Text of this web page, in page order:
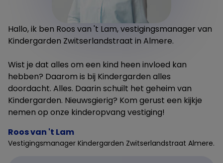
Hallo, ik ben Roos van 't Lam, vestigingsmanager van
Kindergarden Zwitserlandstraat in Almere.
Wist je dat alles om een kind heen invloed kan
hebben? Daarom is bij Kindergarden alles
doordacht. Alles. Daarin schuilt het geheim van
Kindergarden. Nieuwsgierig? Kom gerust een kijkje
nemen op onze kinderopvang vestiging!
Roos van 't Lam
Vestigingsmanager Kindergarden Zwitserlandstraat Almere.